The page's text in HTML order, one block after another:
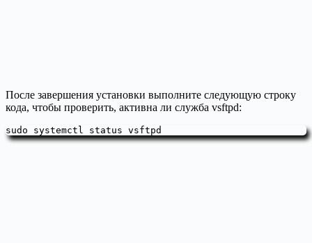
После завершения установки выполните следующую строку
кода, чтобы проверить, активна ли служба vsftpd:
sudo systemctl status vsftpd